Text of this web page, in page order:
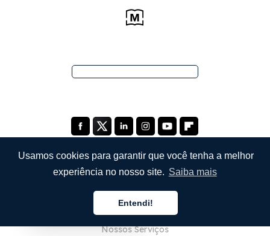
Usamos cookies para garantir que você tenha a melhor
experiência no nosso site. Saiba mais
Entendi!
Sobre Nós
Nossos Serviços
Português